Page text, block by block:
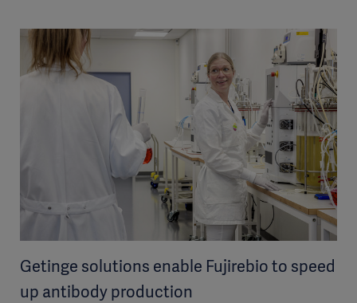
Getinge solutions enable Fujirebio to speed
up antibody production